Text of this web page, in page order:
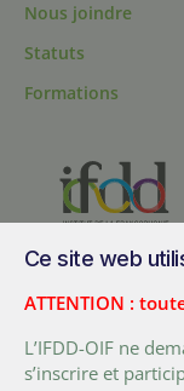
Nous joindre
Statuts
Formations
Canada
Tél. :+ (1) 418 692 5727
Fax :+ (1) 418 692
Ce site web
ATTENTION :
L’IFDD-OIF ne
s’inscrire et